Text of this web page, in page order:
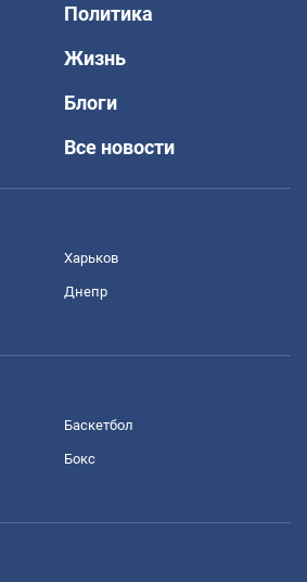
Политика
Жизнь
Блоги
Все новости
Харьков
Днепр
Баскетбол
Бокс